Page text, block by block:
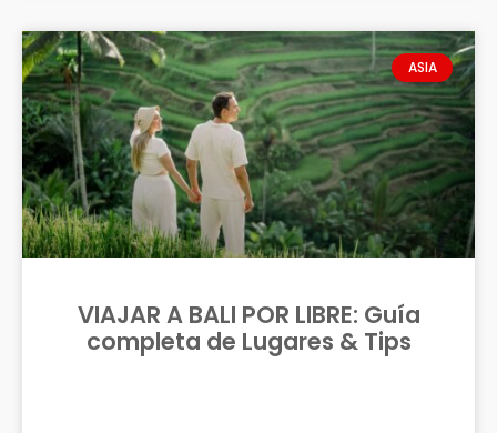
ASIA
VIAJAR A BALI POR LIBRE: Guía
completa de Lugares & Tips